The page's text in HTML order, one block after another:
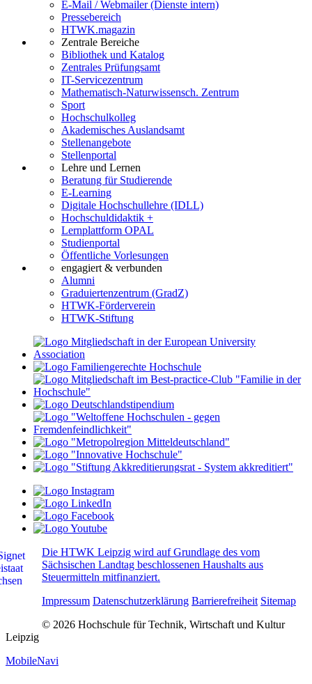
E-Mail / Webmailer (Dienste intern)
Pressebereich
HTWK.magazin
Zentrale Bereiche
Bibliothek und Katalog
Zentrales Prüfungsamt
IT-Servicezentrum
Mathematisch-Naturwissensch. Zentrum
Sport
Hochschulkolleg
Akademisches Auslandsamt
Stellenangebote
Stellenportal
Lehre und Lernen
Beratung für Studierende
E-Learning
Digitale Hochschullehre (IDLL)
Hochschuldidaktik +
Lernplattform OPAL
Studienportal
Öffentliche Vorlesungen
engagiert & verbunden
Alumni
Graduiertenzentrum (GradZ)
HTWK-Förderverein
HTWK-Stiftung
Die HTWK Leipzig wird auf Grundlage des vom
Sächsischen Landtag beschlossenen Haushalts aus
Steuermitteln mitfinanziert.
Impressum Datenschutzerklärung Barrierefreiheit Sitemap
© 2026 Hochschule für Technik, Wirtschaft und Kultur
Leipzig
MobileNavi